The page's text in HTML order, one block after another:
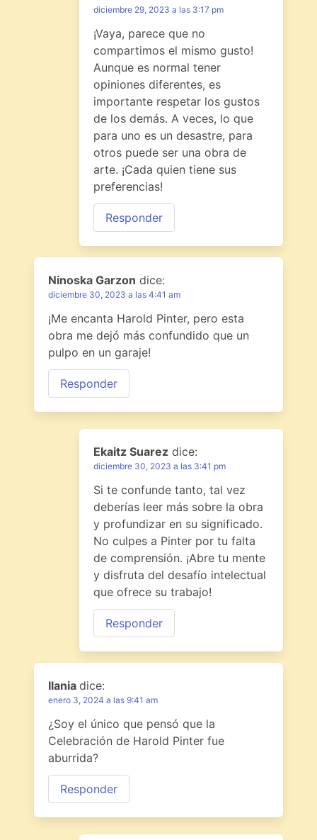
diciembre 29, 2023 a las 3:17 pm
¡Vaya, parece que no
compartimos el mismo gusto!
Aunque es normal tener
opiniones diferentes, es
importante respetar los gustos
de los demás. A veces, lo que
para uno es un desastre, para
otros puede ser una obra de
arte. ¡Cada quien tiene sus
preferencias!
Responder
Ninoska Garzon dice:
diciembre 30, 2023 a las 4:41 am
¡Me encanta Harold Pinter, pero esta
obra me dejó más confundido que un
pulpo en un garaje!
Responder
Ekaitz Suarez dice:
diciembre 30, 2023 a las 3:41 pm
Si te confunde tanto, tal vez
deberías leer más sobre la obra
y profundizar en su significado.
No culpes a Pinter por tu falta
de comprensión. ¡Abre tu mente
y disfruta del desafío intelectual
que ofrece su trabajo!
Responder
Ilania dice:
enero 3, 2024 a las 9:41 am
¿Soy el único que pensó que la
Celebración de Harold Pinter fue
aburrida?
Responder